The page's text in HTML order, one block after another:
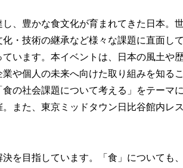
込
み
中
で
す
、豊かな食文化が育まれてきた日本。
・技術の継承など様々な課題に直面し
います。本イベントは、日本の風土や
や個人の未来へ向けた取り組みを知る
の社会課題について考える」をテーマ
また、東京ミッドタウン日比谷館内レ
を目指しています。「食」についても